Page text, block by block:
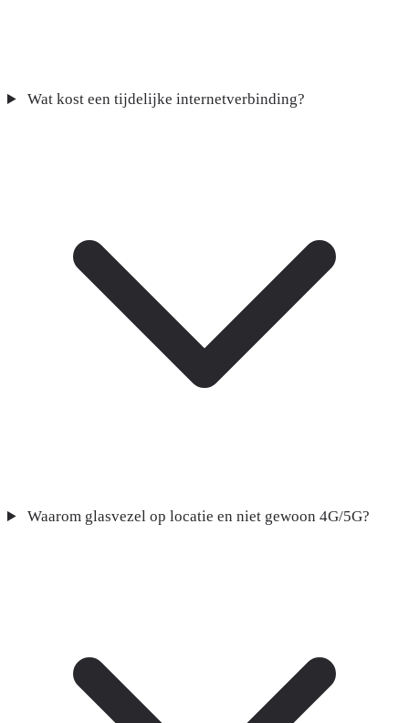
Wat kost een tijdelijke internetverbinding?
Waarom glasvezel op locatie en niet gewoon 4G/5G?